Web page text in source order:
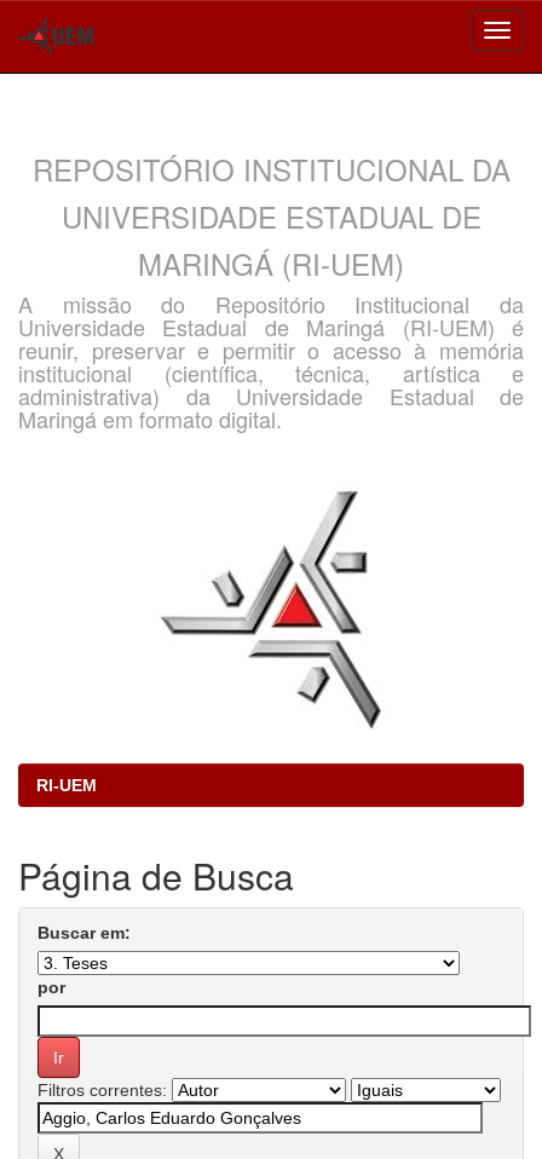
REPOSITÓRIO INSTITUCIONAL DA
UNIVERSIDADE ESTADUAL DE
MARINGÁ (RI-UEM)
A missão do Repositório Institucional da
Universidade Estadual de Maringá (RI-UEM) é
reunir, preservar e permitir o acesso à memória
institucional (científica, técnica, artística e
administrativa) da Universidade Estadual de
Maringá em formato digital.
RI-UEM
Página de Busca
Buscar em:
por
Filtros correntes: